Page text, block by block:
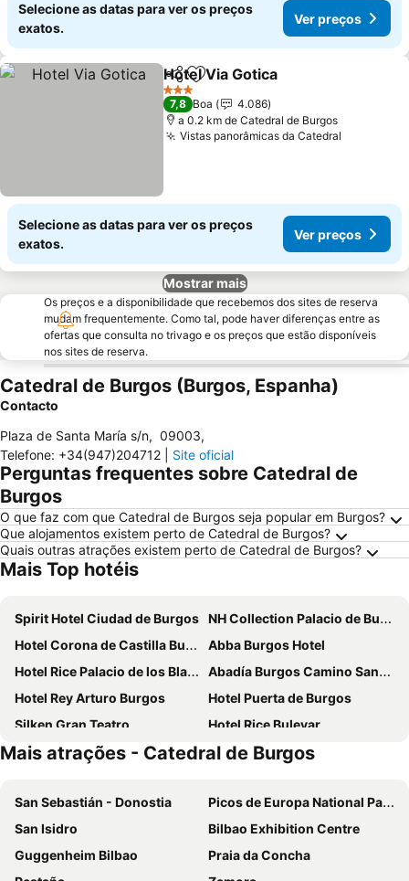
Selecione as datas para ver os preços
exatos.
Ver preços
PartilharAdicionar aos favoritos
Hotel Via Gotica
3 Estrelas
7,8 Boa
4.086
a 0.2 km de Catedral de Burgos
Vistas panorâmicas da Catedral
Selecione as datas para ver os preços
exatos.
Ver preços
Mostrar mais
Os preços e a disponibilidade que recebemos dos sites de reserva
mudam frequentemente. Como tal, pode haver diferenças entre as
ofertas que consulta no trivago e os preços que estão disponíveis
nos sites de reserva.
Catedral de Burgos (Burgos, Espanha)
Contacto
Plaza de Santa María s/n, 09003,
Telefone: +34(947)204712 Site oficial
Perguntas frequentes sobre Catedral de
Burgos
O que faz com que Catedral de Burgos seja popular em Burgos?
Que alojamentos existem perto de Catedral de Burgos?
Quais outras atrações existem perto de Catedral de Burgos?
Mais Top hotéis
Spirit Hotel Ciudad de Burgos NH Collection Palacio de Burgos
Hotel Corona de Castilla Burgos
Abba Burgos Hotel
Hotel Rice Palacio de los Blasones
Abadía Burgos Camino Santiago
Hotel Rey Arturo Burgos
Hotel Puerta de Burgos
Silken Gran Teatro
Hotel Rice Bulevar
Hotel Las Terrazas
AC Hotel Burgos
Hotel Maria Luisa
Hotel Rice Reyes Católicos
Hotel Centro Los Braseros
Crisol Almirante Bonifaz
Hotel Azofra
Hotel Boutique Museo
Mais atrações - Catedral de Burgos
San Sebastián - Donostia
Picos de Europa National Park
San Isidro
Bilbao Exhibition Centre
Guggenheim Bilbao
Praia da Concha